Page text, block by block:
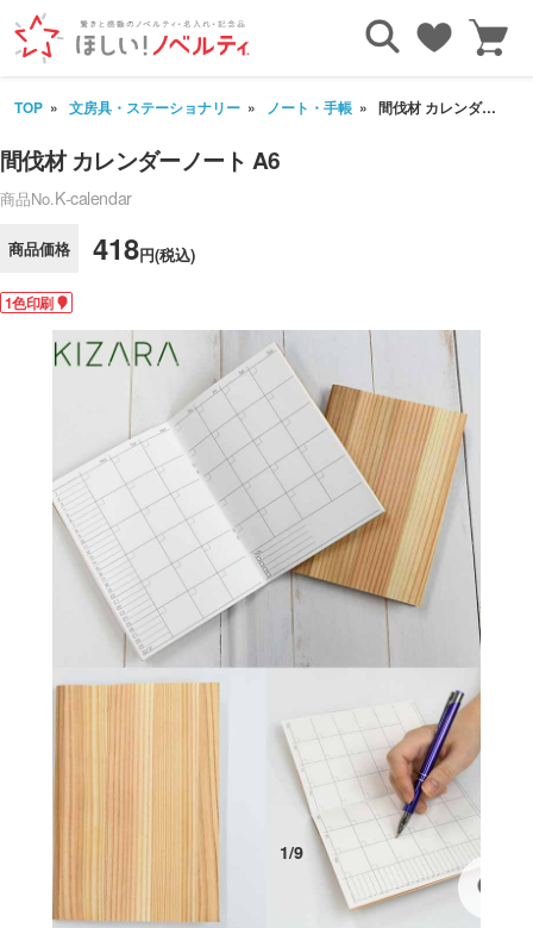
TOP 文房具・ステーショナリー ノート・手帳 間伐材 カレンダーノート A6
間伐材 カレンダーノート A6
商品No.K-calendar
商品価格 418円(税込)
1色印刷
1/9